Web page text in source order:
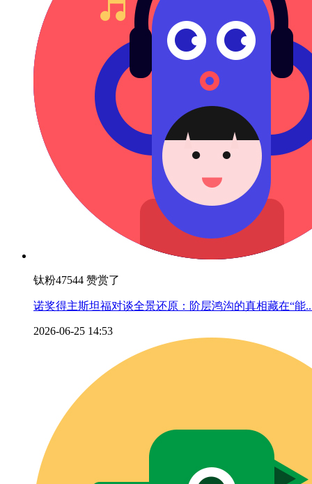
钛粉47544 赞赏了
诺奖得主斯坦福对谈全景还原：阶层鸿沟的真相藏在“能
2026-06-25 14:53